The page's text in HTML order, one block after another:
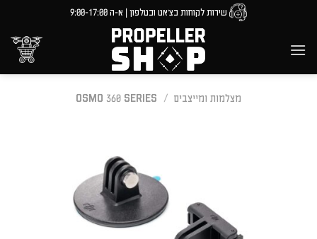
content
שירות לקוחות בצ'אט ובטלפון | א-ה 9:00-17:00
מצלמות ומייצבים /
OSMO 360 SERIES